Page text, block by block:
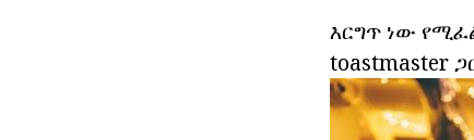
እርግጥ ነው
toastmaster